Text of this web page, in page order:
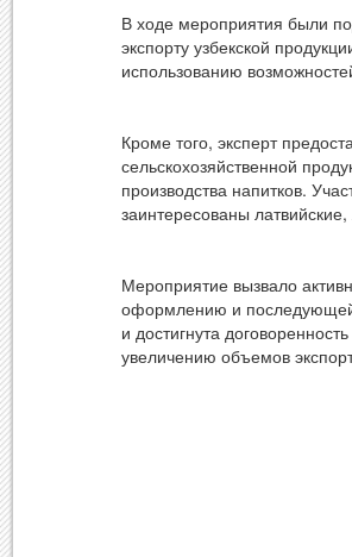
В ходе мероприятия были
экспорту узбекской
использованию
Кроме того, эксперт
сельскохозяйственной
производства напитков.
заинтересованы
Мероприятие вызвало
оформлению и последующей
и достигнута
увеличению объемов